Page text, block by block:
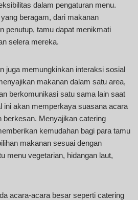
dalam pengaturan menu.
beragam, dari makanan
penutup, tamu dapat menikmati
selera mereka.
juga memungkinkan interaksi sosial
makanan dalam satu area,
berkomunikasi satu sama lain saat
ini akan memperkaya suasana acara
berkesan. Menyajikan catering
kemudahan bagi para tamu
makanan sesuai dengan
menu vegetarian, hidangan laut,
acara-acara besar seperti catering